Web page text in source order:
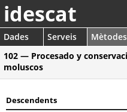
idescat
Dades Serveis Mètodes
102 — Procesado y
moluscos
Descendents